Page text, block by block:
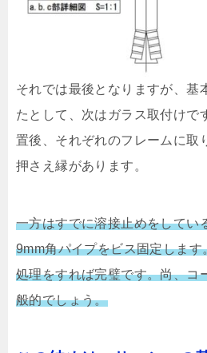
それでは最後となりますが、基
たとして、次はガラス取付けで
置後、それぞれのフレームに取
押さえ縁があります。
一方はすでに溶接止めをしてい
9mm角パイプをビス固定します
処理をすれば完璧です。尚、コ
般的でしょう。